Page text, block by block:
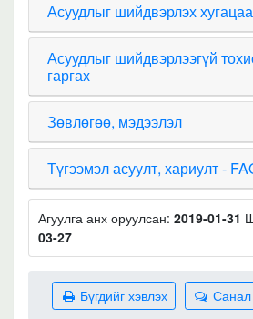
Асуудлыг шийдвэрлэх хугацаа
Асуудлыг шийдвэрлээгүй
гаргах
Зөвлөгөө, мэдээлэл
Түгээмэл асуулт, хариулт -
Агуулга анх оруулсан: 2019-01-31
03-27
Санал
Бүгдийг хэвлэх